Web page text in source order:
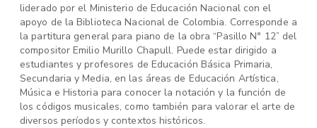
liderado por el Ministerio de Educación Nacional con el
apoyo de la Biblioteca Nacional de Colombia. Corresponde a
la partitura general para piano de la obra “Pasillo N° 12” del
compositor Emilio Murillo Chapull. Puede estar dirigido a
estudiantes y profesores de Educación Básica Primaria,
Secundaria y Media, en las áreas de Educación Artística,
Música e Historia para conocer la notación y la función de
los códigos musicales, como también para valorar el arte de
diversos períodos y contextos históricos.